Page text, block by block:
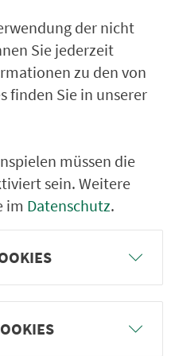
Suchen
Groß­raum
der nicht
Sie jederzeit
zu den von
finden Sie in unserer
müssen die
sein. Weitere
im Datenschutz.